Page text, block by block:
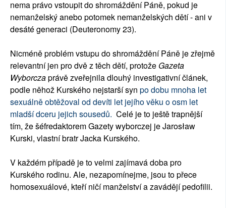
nema právo vstoupit do shromáždění Páně, pokud je
nemanželský anebo potomek nemanželských dětí - ani v
desáté generaci (Deuteronomy 23).
Nicméně problém vstupu do shromáždění Páně je zřejmě
relevantní jen pro dvě z těch dětí, protože Gazeta
Wyborczaprávě zveřejnila dlouhý investigativní článek,
podle něhož Kurského nejstarší syn po dobu mnoha let
sexuálně obtěžoval od devíti let jejího věku o osm let
mladší dceru jejich sousedů. Celé je to ještě trapnější
tím, že šéfredaktorem Gazety wyborczej je Jarosław
Kurski, vlastní bratr Jacka Kurského.
V každém případě je to velmi zajímavá doba pro
Kurského rodinu. Ale, nezapomínejme, jsou to přece
homosexuálové, kteří ničí manželství a zavádějí pedofilii.